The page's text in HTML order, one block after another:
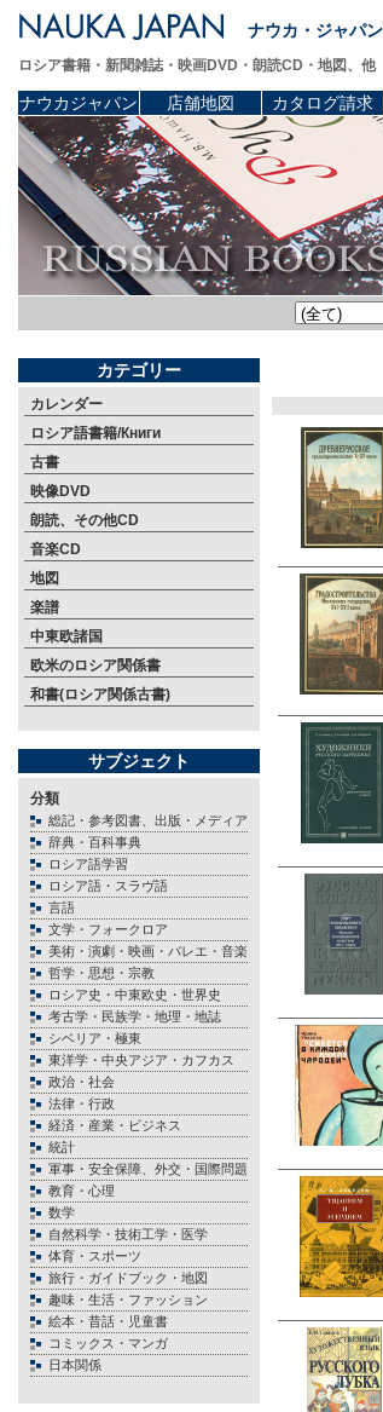
ナウカ・ジャパン
ロシア書籍・新聞雑誌・映画DVD・朗読CD・地図、
ナウカジャパン 店舗地図 カタログ請求
カテゴリー
カレンダー
ロシア語書籍/Книги
古書
映像DVD
朗読、その他CD
音楽CD
地図
楽譜
中東欧諸国
欧米のロシア関係書
和書(ロシア関係古書)
サブジェクト
分類
総記・参考図書、出版・メディア
辞典・百科事典
ロシア語学習
ロシア語・スラヴ語
言語
文学・フォークロア
美術・演劇・映画・バレエ・音楽
哲学・思想・宗教
ロシア史・中東欧史・世界史
考古学・民族学・地理・地誌
シベリア・極東
東洋学・中央アジア・カフカス
政治・社会
法律・行政
経済・産業・ビジネス
統計
軍事・安全保障、外交・国際問題
教育・心理
数学
自然科学・技術工学・医学
体育・スポーツ
旅行・ガイドブック・地図
趣味・生活・ファッション
絵本・昔話・児童書
コミックス・マンガ
日本関係